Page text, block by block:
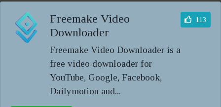
Freemake Video
Downloader
Freemake Video Downloader is a
free video downloader for
YouTube, Google, Facebook,
Dailymotion and...
113